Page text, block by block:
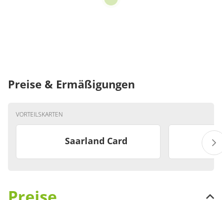
Preise & Ermäßigungen
VORTEILSKARTEN
Saarland Card